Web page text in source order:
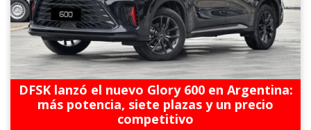
DFSK lanzó el nuevo Glory 600 en Argentina:
más potencia, siete plazas y un precio
competitivo